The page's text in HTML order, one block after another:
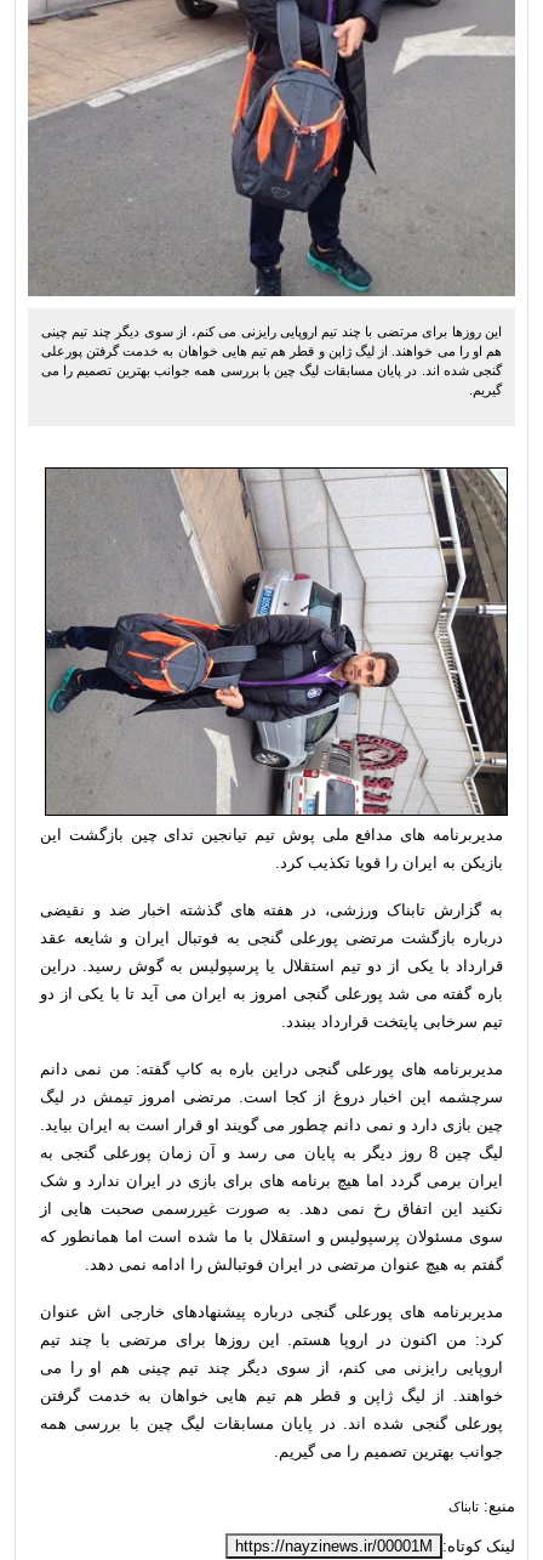
این روزها برای مرتضی با چند تیم اروپایی رایزنی می کنم، از سوی دیگر چند تیم چینی
هم او را می خواهند. از لیگ ژاپن و قطر هم تیم هایی خواهان به خدمت گرفتن پورعلی
گنجی شده اند. در پایان مسابقات لیگ چین با بررسی همه جوانب بهترین تصمیم را می
گیریم.
مدیربرنامه های مدافع ملی پوش تیم تیانجین تدای چین بازگشت این
بازیکن به ایران را قویا تکذیب کرد.
به گزارش تابناک ورزشی، در هفته های گذشته اخبار ضد و نقیضی
درباره بازگشت مرتضی پورعلی گنجی به فوتبال ایران و شایعه عقد
قرارداد با یکی از دو تیم استقلال یا پرسپولیس به گوش رسید. دراین
باره گفته می شد پورعلی گنجی امروز به ایران می آید تا با یکی از دو
تیم سرخابی پایتخت قرارداد ببندد.
مدیربرنامه های پورعلی گنجی دراین باره به کاپ گفته: من نمی دانم
سرچشمه این اخبار دروغ از کجا است. مرتضی امروز تیمش در لیگ
چین بازی دارد و نمی دانم چطور می گویند او قرار است به ایران بیاید.
لیگ چین 8 روز دیگر به پایان می رسد و آن زمان پورعلی گنجی به
ایران برمی گردد اما هیچ برنامه های برای بازی در ایران ندارد و شک
نکنید این اتفاق رخ نمی دهد. به صورت غیررسمی صحبت هایی از
سوی مسئولان پرسپولیس و استقلال با ما شده است اما همانطور که
گفتم به هیچ عنوان مرتضی در ایران فوتبالش را ادامه نمی دهد.
مدیربرنامه های پورعلی گنجی درباره پیشنهادهای خارجی اش عنوان
کرد: من اکنون در اروپا هستم. این روزها برای مرتضی با چند تیم
اروپایی رایزنی می کنم، از سوی دیگر چند تیم چینی هم او را می
خواهند. از لیگ ژاپن و قطر هم تیم هایی خواهان به خدمت گرفتن
پورعلی گنجی شده اند. در پایان مسابقات لیگ چین با بررسی همه
جوانب بهترین تصمیم را می گیریم.
منبع: تابناک
لینک کوتاه: https://nayzinews.ir/00001M